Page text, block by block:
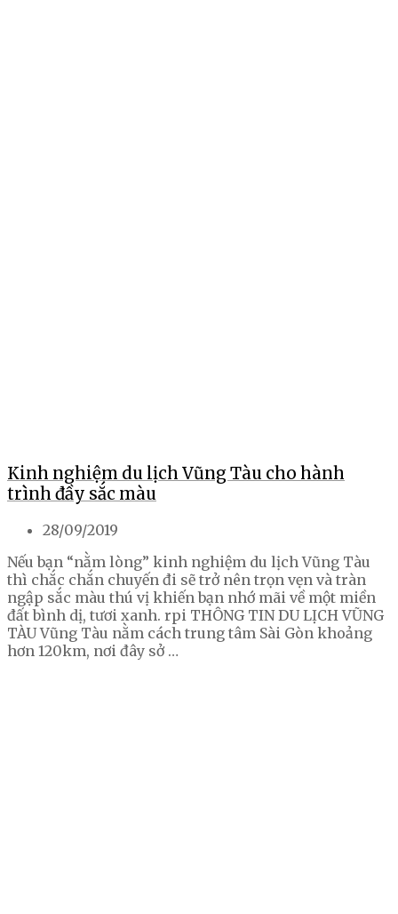
Kinh nghiệm du lịch Vũng Tàu cho hành
trình đầy sắc màu
28/09/2019
Nếu bạn “nằm lòng” kinh nghiệm du lịch Vũng Tàu
thì chắc chắn chuyến đi sẽ trở nên trọn vẹn và tràn
ngập sắc màu thú vị khiến bạn nhớ mãi về một miền
đất bình dị, tươi xanh. rpi THÔNG TIN DU LỊCH VŨNG
TÀU Vũng Tàu nằm cách trung tâm Sài Gòn khoảng
hơn 120km, nơi đây sở …